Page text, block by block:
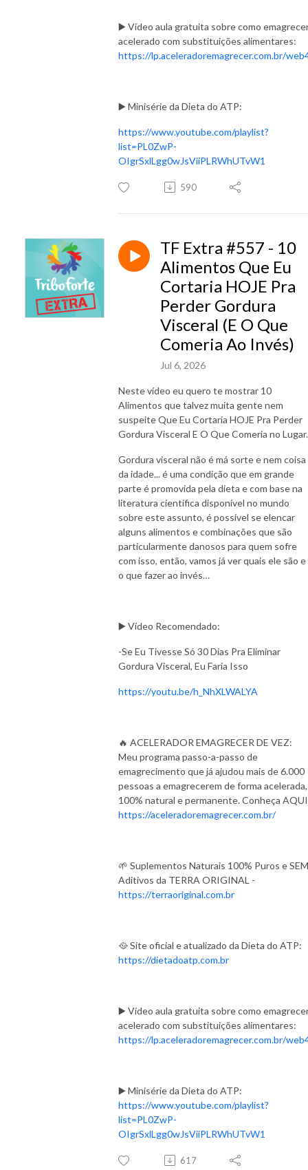
▶️ Vídeo aula gratuita sobre como
acelerado com substituições alimentares:
https://lp.aceleradoremagrecer.com.br/
▶️ Minisérie da Dieta do ATP:
https://www.youtube.com/playlist?
list=PL0ZwP-
OIgrSxlLgg0wJsViiPLRWhUTvW1
590
TF Extra #557 - 10
Alimentos Que Eu
Cortaria HOJE Pra
Perder Gordura
Visceral (E O Que
Comeria Ao Invés)
Jul 6, 2026
Neste vídeo eu quero te mostrar 10
Alimentos que talvez muita gente nem
suspeite Que Eu Cortaria HOJE Pra Perder
Gordura Visceral E O Que Comeria no
Gordura visceral não é má sorte e nem coisa
da idade... é uma condição que em grande
parte é promovida pela dieta e com base na
literatura científica disponível no mundo
sobre este assunto, é possível se elencar
alguns alimentos e combinações que são
particularmente danosos para quem sofre
com isso, então, vamos já ver quais ele são e
o que fazer ao invés…
▶️ Vídeo Recomendado:
-Se Eu Tivesse Só 30 Dias Pra Eliminar
Gordura Visceral, Eu Faria Isso
https://youtu.be/h_NhXLWALYA
🔥 ACELERADOR EMAGRECER DE VEZ:
Meu programa passo-a-passo de
emagrecimento que já ajudou mais de 6.000
pessoas a emagrecerem de forma acelerada,
100% natural e permanente. Conheça
https://aceleradoremagrecer.com.br/
🌱 Suplementos Naturais 100% Puros e SEM
Aditivos da TERRA ORIGINAL -
https://terraoriginal.com.br
🥘 Site oficial e atualizado da Dieta do ATP:
https://dietadoatp.com.br
▶️ Vídeo aula gratuita sobre como
acelerado com substituições alimentares:
https://lp.aceleradoremagrecer.com.br/
▶️ Minisérie da Dieta do ATP:
https://www.youtube.com/playlist?
list=PL0ZwP-
OIgrSxlLgg0wJsViiPLRWhUTvW1
617